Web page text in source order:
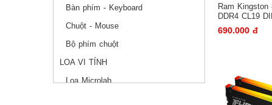
Bàn phím - Keyboard
Chuột - Mouse
Bộ phím chuột
LOA VI TÍNH
Loa Microlab
Ram Kingston
DDR4 CL19
690.000 đ